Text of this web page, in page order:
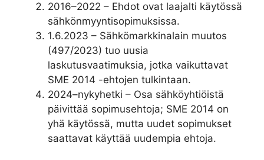
2016–2022 – Ehdot ovat laajalti käytössä
sähkönmyyntisopimuksissa.
1.6.2023 – Sähkömarkkinalain muutos
(497/2023) tuo uusia
laskutusvaatimuksia, jotka vaikuttavat
SME 2014 -ehtojen tulkintaan.
2024–nykyhetki – Osa sähköyhtiöistä
päivittää sopimusehtoja; SME 2014 on
yhä käytössä, mutta uudet sopimukset
saattavat käyttää uudempia ehtoja.